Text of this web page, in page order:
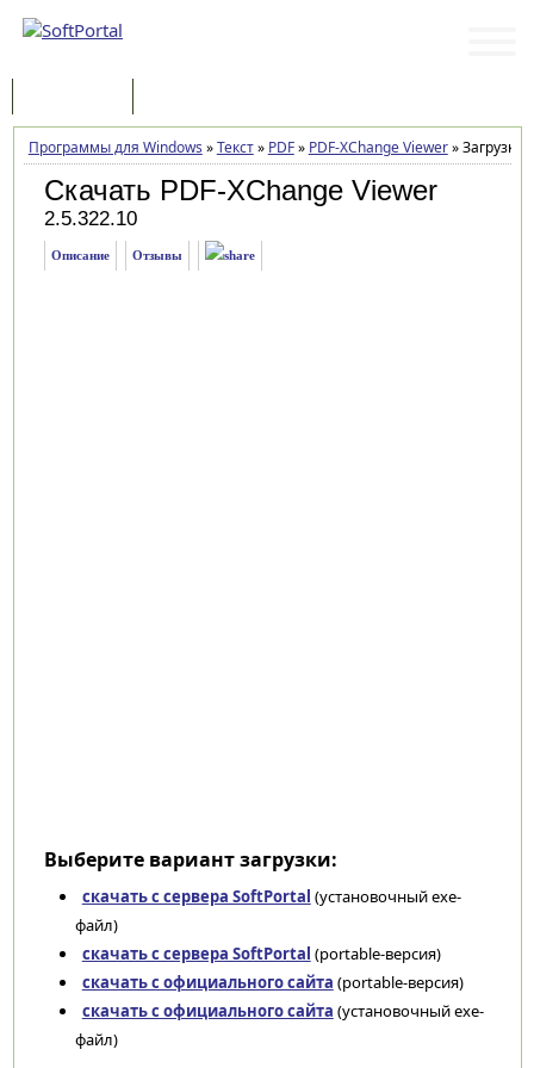
Программы для Windows »Текст» PDF» PDF-XChange Viewer»Загрузка
Скачать PDF-XChange Viewer
2.5.322.10
Описание Отзывы
Выберите вариант загрузки:
скачать с сервера SoftPortal (установочный exe-
файл)
скачать с сервера SoftPortal (portable-версия)
скачать с официального сайта (portable-версия)
скачать с официального сайта (установочный exe-
файл)